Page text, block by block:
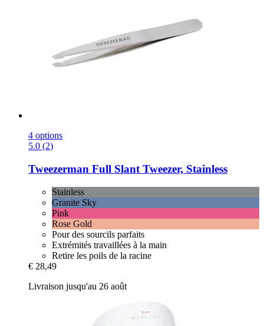
4 options
5.0 (2)
Tweezerman Full Slant Tweezer, Stainless
Stainless
Granite Sky
Pink
Rose Gold
Pour des sourcils parfaits
Extrémités travaillées à la main
Retire les poils de la racine
€ 28,49
Livraison jusqu'au 26 août